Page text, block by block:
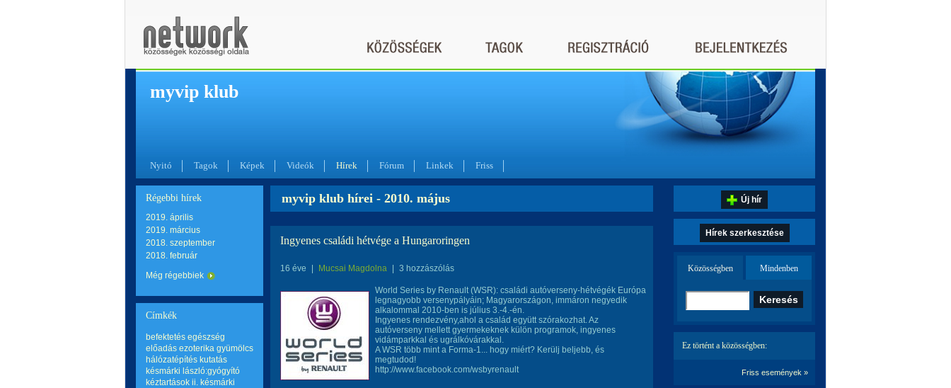
myvip klub
Nyitó Tagok Képek Videók Hírek Fórum Linkek Friss
Régebbi hírek
2019. április
2019. március
2018. szeptember
2018. február
Még régebbiek
Címkék
befektetés egészség
előadás ezoterika gyümölcs
hálózatépítés kutatás
késmárki lászló:gyógyító
kéztartások ii. késmárki
myvip klub hírei - 2010. május
Ingyenes családi hétvége a Hungaroringen
16 éve Mucsai Magdolna 3 hozzászólás
World Series by Renault (WSR): családi autóverseny-hétvégék Európa
legnagyobb versenypályáin; Magyarországon, immáron negyedik
alkalommal 2010-ben is július 3.-4.-én.
Ingyenes rendezvény,ahol a család együtt szórakozhat. Az
autóverseny mellett gyermekeknek külön programok, ingyenes
vidámparkkal és ugrálkóvárakkal.
A WSR több mint a Forma-1... hogy miért? Kerülj beljebb, és
megtudod!
http://www.facebook.com/wsbyrenault
Új hír
Hírek szerkesztése
Közösségben Mindenben
Ez történt a közösségben:
Friss események »